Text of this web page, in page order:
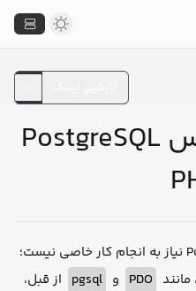
اتصال به دیتابیس PostgreSQL
برای اتصال به دیتابیس PostgreSQL نیاز به انجام کار خاصی نیست؛
PDO و pgsql از قبل،